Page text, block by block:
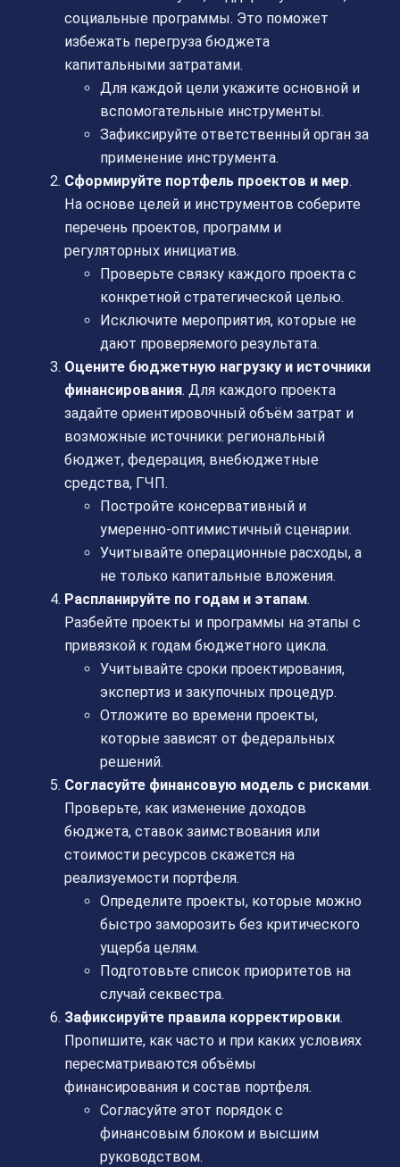
социальные программы. Это поможет
избежать перегруза бюджета
капитальными затратами.
Для каждой цели укажите основной и
вспомогательные инструменты.
Зафиксируйте ответственный орган за
применение инструмента.
Сформируйте портфель проектов и мер.
На основе целей и инструментов соберите
перечень проектов, программ и
регуляторных инициатив.
Проверьте связку каждого проекта с
конкретной стратегической целью.
Исключите мероприятия, которые не
дают проверяемого результата.
Оцените бюджетную нагрузку и источники
финансирования. Для каждого проекта
задайте ориентировочный объём затрат и
возможные источники: региональный
бюджет, федерация, внебюджетные
средства, ГЧП.
Постройте консервативный и
умеренно-оптимистичный сценарии.
Учитывайте операционные расходы, а
не только капитальные вложения.
Распланируйте по годам и этапам.
Разбейте проекты и программы на этапы с
привязкой к годам бюджетного цикла.
Учитывайте сроки проектирования,
экспертиз и закупочных процедур.
Отложите во времени проекты,
которые зависят от федеральных
решений.
Согласуйте финансовую модель с рисками.
Проверьте, как изменение доходов
бюджета, ставок заимствования или
стоимости ресурсов скажется на
реализуемости портфеля.
Определите проекты, которые можно
быстро заморозить без критического
ущерба целям.
Подготовьте список приоритетов на
случай секвестра.
Зафиксируйте правила корректировки.
Пропишите, как часто и при каких условиях
пересматриваются объёмы
финансирования и состав портфеля.
Согласуйте этот порядок с
финансовым блоком и высшим
руководством.